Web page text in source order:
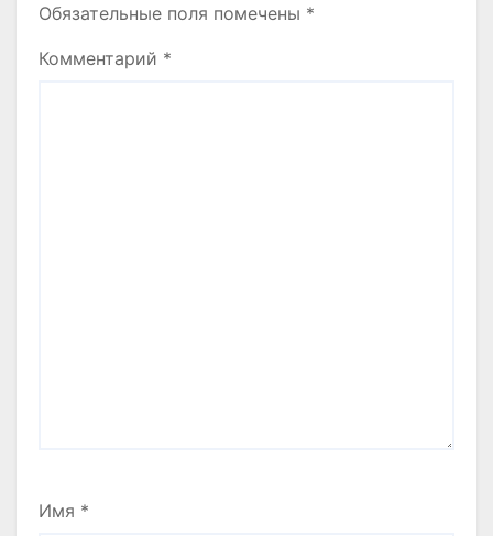
Обязательные поля помечены *
Комментарий *
Имя *